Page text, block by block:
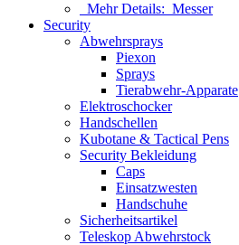
Mehr Details: Messer
Security
Abwehrsprays
Piexon
Sprays
Tierabwehr-Apparate
Elektroschocker
Handschellen
Kubotane & Tactical Pens
Security Bekleidung
Caps
Einsatzwesten
Handschuhe
Sicherheitsartikel
Teleskop Abwehrstock